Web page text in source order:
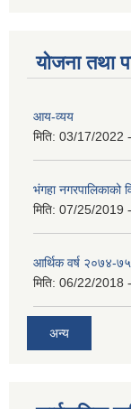
योजना तथा
आय-व्यय
मिति: 03/17/2022
भंगहा नगरपालिकाको
मिति: 07/25/2019
आर्थिक वर्ष २०७४-
मिति: 06/22/2018
अन्य